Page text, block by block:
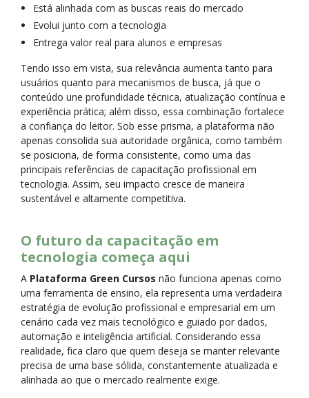
Está alinhada com as buscas reais do mercado
Evolui junto com a tecnologia
Entrega valor real para alunos e empresas
Tendo isso em vista, sua relevância aumenta tanto para
usuários quanto para mecanismos de busca, já que o
conteúdo une profundidade técnica, atualização contínua e
experiência prática; além disso, essa combinação fortalece
a confiança do leitor. Sob esse prisma, a plataforma não
apenas consolida sua autoridade orgânica, como também
se posiciona, de forma consistente, como uma das
principais referências de capacitação profissional em
tecnologia. Assim, seu impacto cresce de maneira
sustentável e altamente competitiva.
O futuro da capacitação em
tecnologia começa aqui
A Plataforma Green Cursos não funciona apenas como
uma ferramenta de ensino, ela representa uma verdadeira
estratégia de evolução profissional e empresarial em um
cenário cada vez mais tecnológico e guiado por dados,
automação e inteligência artificial. Considerando essa
realidade, fica claro que quem deseja se manter relevante
precisa de uma base sólida, constantemente atualizada e
alinhada ao que o mercado realmente exige.